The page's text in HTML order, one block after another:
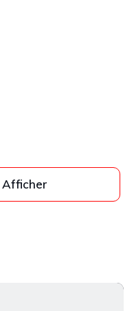
945 *** *** Afficher